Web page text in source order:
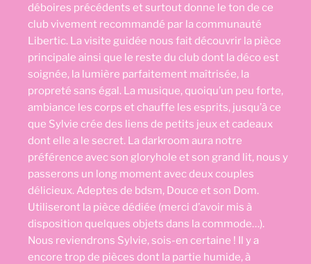
déboires précédents et surtout donne le ton de ce
club vivement recommandé par la communauté
Libertic. La visite guidée nous fait découvrir la pièce
principale ainsi que le reste du club dont la déco est
soignée, la lumière parfaitement maîtrisée, la
propreté sans égal. La musique, quoiqu’un peu forte,
ambiance les corps et chauffe les esprits, jusqu’à ce
que Sylvie crée des liens de petits jeux et cadeaux
dont elle a le secret. La darkroom aura notre
préférence avec son gloryhole et son grand lit, nous y
passerons un long moment avec deux couples
délicieux. Adeptes de bdsm, Douce et son Dom.
Utiliseront la pièce dédiée (merci d’avoir mis à
disposition quelques objets dans la commode…).
Nous reviendrons Sylvie, sois-en certaine ! Il y a
encore trop de pièces dont la partie humide, à